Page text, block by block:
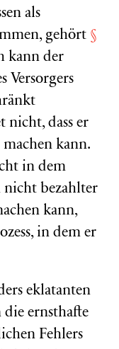
als
gehört §
kann der
Versorgers
nicht, dass er
kann.
in dem
nicht bezahlter
kann,
in dem er
eklatanten
die ernsthafte
Fehlers